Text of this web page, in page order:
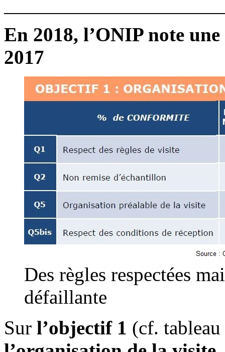
En 2018, l’ONIP note
2017
Des règles respectées
défaillante
Sur l’objectif 1 (cf.